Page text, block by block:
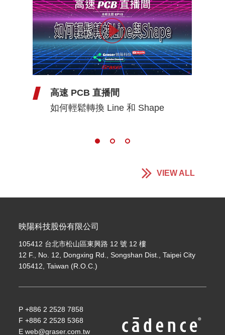
高速 PCB 直播間
如何輕鬆轉換 Line 和 Shape
VIEW ALL
映陽科技股份有限公司
105412 台北市松山區東興路 12 號 12 樓
12 F., No. 12, Dongxing Rd., Songshan Dist., Taipei City
105412, Taiwan (R.O.C.)
P +886 2 2528 7858
F +886 2 2528 5368
E web@graser.com.tw